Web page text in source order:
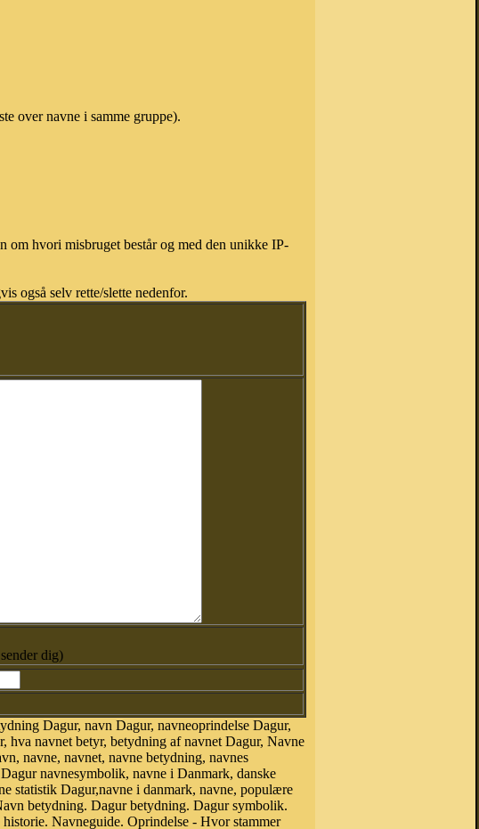
over navne i samme gruppe).
hvori misbruget består og med den unikke IP-
også selv rette/slette nedenfor.
dig)
Dagur, navn Dagur, navneoprindelse Dagur,
hva navnet betyr, betydning af navnet Dagur, Navne
navne, navnet, navne betydning, navnes
navnesymbolik, navne i Danmark, danske
statistik Dagur,navne i danmark, navne, populære
betydning. Dagur betydning. Dagur symbolik.
Navneguide. Oprindelse - Hvor stammer